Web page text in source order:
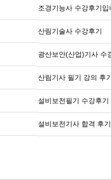
조경기능사 수강후기입
산림기술사 수강후기
광산보안(산업)기사 수
산림기사 필기 강의 후
설비보전필기 수강후기
설비보전기사 합격 후기